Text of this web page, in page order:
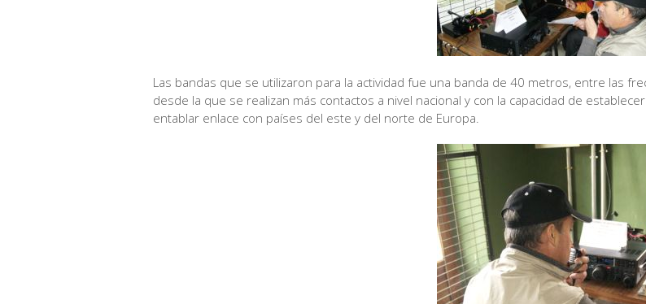
Las bandas que se utilizaron para la actividad fue una banda de 40 metros, entre las
desde la que se realizan más contactos a nivel nacional y con la capacidad de
entablar enlace con países del este y del norte de Europa.